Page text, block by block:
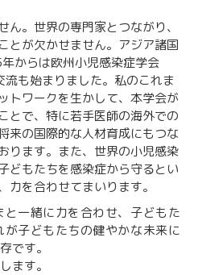
ん。世界の専門家とつながり、
とが欠かせません。アジア諸国
からは欧州小児感染症学会
流も始まりました。私のこれま
トワークを生かして、本学会が
とで、特に若手医師の海外での
来の国際的な人材育成にもつな
ります。また、世界の小児感染
どもたちを感染症から守るとい
力を合わせてまいります。
一緒に力を合わせ、子どもた
子どもたちの健やかな未来に
です。
ます。